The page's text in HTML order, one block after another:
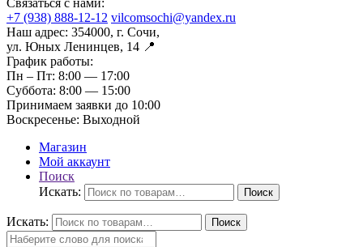
Связаться с нами:
+7 (938) 888-12-12 vilcomsochi@yandex.ru
Наш адрес: 354000, г. Сочи,
ул. Юных Ленинцев, 14 📍
График работы:
Пн – Пт: 8:00 — 17:00
Суббота: 8:00 — 15:00
Принимаем заявки до 10:00
Воскресенье: Выходной
Магазин
Мой аккаунт
Поиск
Искать:
Поиск
Искать: Поиск